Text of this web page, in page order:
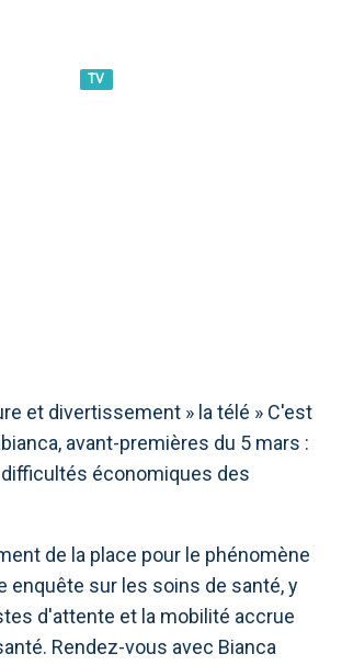
TV
et divertissement » la télé » C'est
avant-premières du 5 mars :
économiques des
de la place pour le phénomène
enquête sur les soins de santé, y
d'attente et la mobilité accrue
Rendez-vous avec Bianca